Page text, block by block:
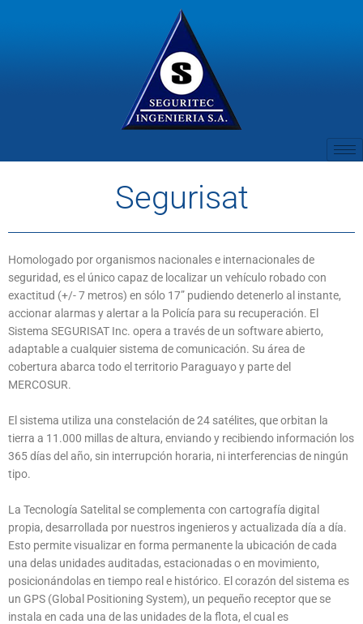
Segurisat
Homologado por organismos nacionales e internacionales de
seguridad, es el único capaz de localizar un vehículo robado con
exactitud (+/- 7 metros) en sólo 17” pudiendo detenerlo al instante,
accionar alarmas y alertar a la Policía para su recuperación. El
Sistema SEGURISAT Inc. opera a través de un software abierto,
adaptable a cualquier sistema de comunicación. Su área de
cobertura abarca todo el territorio Paraguayo y parte del
MERCOSUR.
El sistema utiliza una constelación de 24 satélites, que orbitan la
tierra a 11.000 millas de altura, enviando y recibiendo información los
365 días del año, sin interrupción horaria, ni interferencias de ningún
tipo.
La Tecnología Satelital se complementa con cartografía digital
propia, desarrollada por nuestros ingenieros y actualizada día a día.
Esto permite visualizar en forma permanente la ubicación de cada
una delas unidades auditadas, estacionadas o en movimiento,
posicionándolas en tiempo real e histórico. El corazón del sistema es
un GPS (Global Positioning System), un pequeño receptor que se
instala en cada una de las unidades de la flota, el cual es